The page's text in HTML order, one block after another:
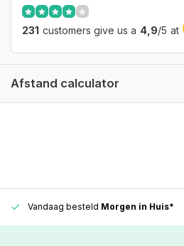
231 customers give us a 4,9/5 at
Afstand calculator
Vandaag besteld Morgen in Huis*